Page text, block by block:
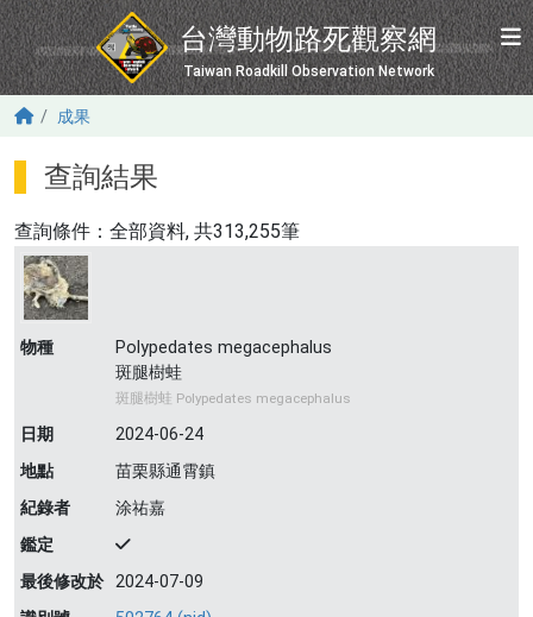
移至主內容
台灣動物路死觀察網
Taiwan Roadkill Observation Network
成果
查詢結果
查詢條件： 全部資料, 共313,255筆
物種
Polypedates megacephalus
斑腿樹蛙
斑腿樹蛙 Polypedates megacephalus
日期
2024-06-24
地點
苗栗縣通霄鎮
紀錄者
涂祐嘉
鑑定
最後修改於 2024-07-09